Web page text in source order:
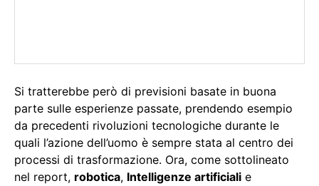
Si tratterebbe però di previsioni basate in buona
parte sulle esperienze passate, prendendo esempio
da precedenti rivoluzioni tecnologiche durante le
quali l’azione dell’uomo è sempre stata al centro dei
processi di trasformazione. Ora, come sottolineato
nel report, robotica, Intelligenze artificiali e